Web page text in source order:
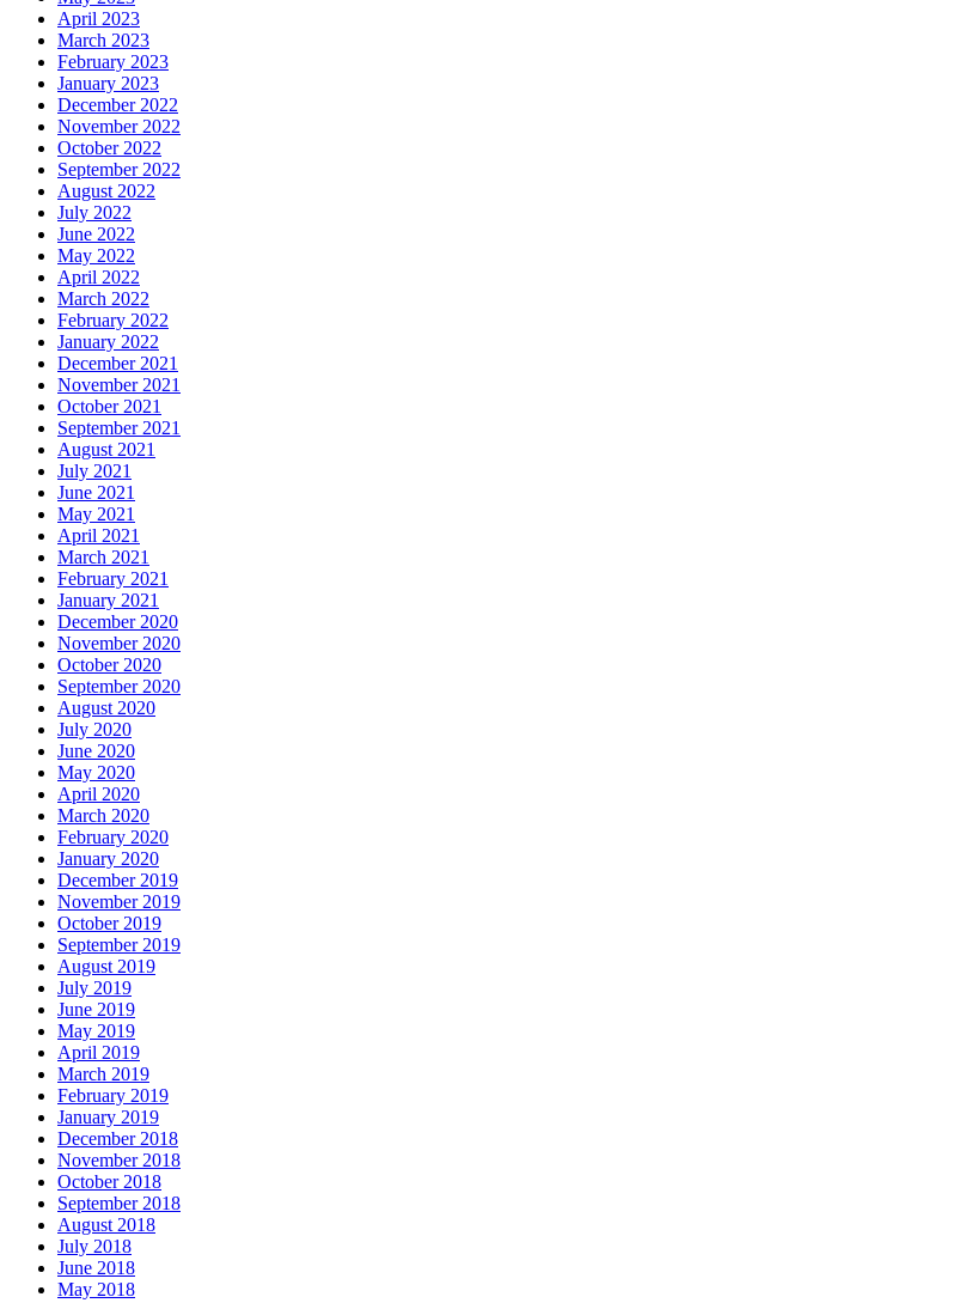
April 2023
March 2023
February 2023
January 2023
December 2022
November 2022
October 2022
September 2022
August 2022
July 2022
June 2022
May 2022
April 2022
March 2022
February 2022
January 2022
December 2021
November 2021
October 2021
September 2021
August 2021
July 2021
June 2021
May 2021
April 2021
March 2021
February 2021
January 2021
December 2020
November 2020
October 2020
September 2020
August 2020
July 2020
June 2020
May 2020
April 2020
March 2020
February 2020
January 2020
December 2019
November 2019
October 2019
September 2019
August 2019
July 2019
June 2019
May 2019
April 2019
March 2019
February 2019
January 2019
December 2018
November 2018
October 2018
September 2018
August 2018
July 2018
June 2018
May 2018